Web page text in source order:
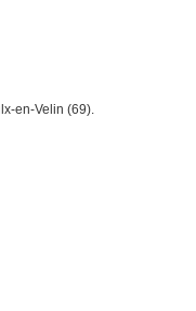
en-Velin (69).